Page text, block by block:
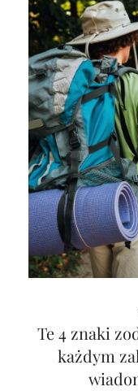
Te 4 znaki
każdym